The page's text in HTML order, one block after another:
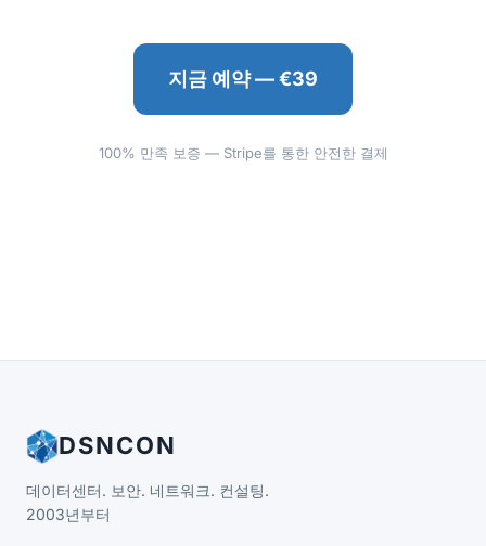
지금 예약 — €39
100% 만족 보증 — Stripe를 통한 안전한 결제
DSNCON
데이터센터. 보안. 네트워크. 컨설팅.
2003년부터